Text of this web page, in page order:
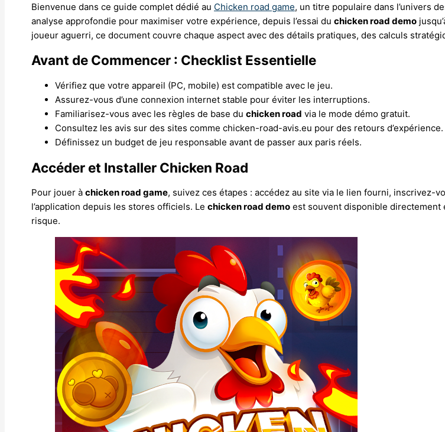
Bienvenue dans ce guide complet dédié au Chicken road game, un titre populaire dans l’univers
analyse approfondie pour maximiser votre expérience, depuis l’essai du chicken road demo
joueur aguerri, ce document couvre chaque aspect avec des détails pratiques, des calculs
Avant de Commencer : Checklist Essentielle
Vérifiez que votre appareil (PC, mobile) est compatible avec le jeu.
Assurez-vous d’une connexion internet stable pour éviter les interruptions.
Familiarisez-vous avec les règles de base du chicken road via le mode démo gratuit.
Consultez les avis sur des sites comme chicken-road-avis.eu pour des retours d’expérience.
Définissez un budget de jeu responsable avant de passer aux paris réels.
Accéder et Installer Chicken Road
Pour jouer à chicken road game, suivez ces étapes : accédez au site via le lien fourni, inscrivez-
l’application depuis les stores officiels. Le chicken road demo est souvent disponible directement
risque.